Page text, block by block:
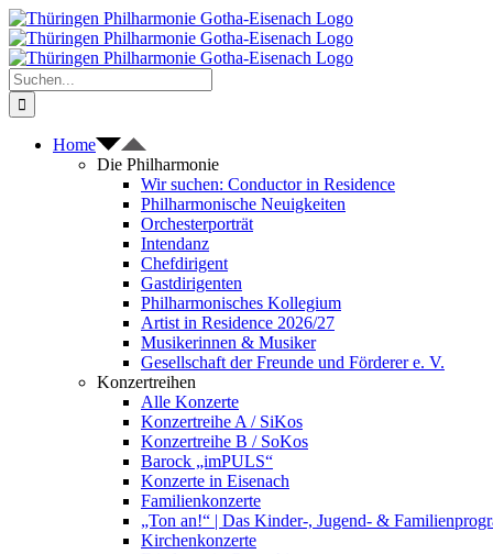
Zum
Inhalt
springen
Suche
nach:
Home
Die Philharmonie
Wir suchen: Conductor in Residence
Philharmonische Neuigkeiten
Orchesterporträt
Intendanz
Chefdirigent
Gastdirigenten
Philharmonisches Kollegium
Artist in Residence 2026/27
Musikerinnen & Musiker
Gesellschaft der Freunde und Förderer e. V.
Konzertreihen
Alle Konzerte
Konzertreihe A / SiKos
Konzertreihe B / SoKos
Barock „imPULS“
Konzerte in Eisenach
Familienkonzerte
„Ton an!“ | Das Kinder-, Jugend- &
Kirchenkonzerte